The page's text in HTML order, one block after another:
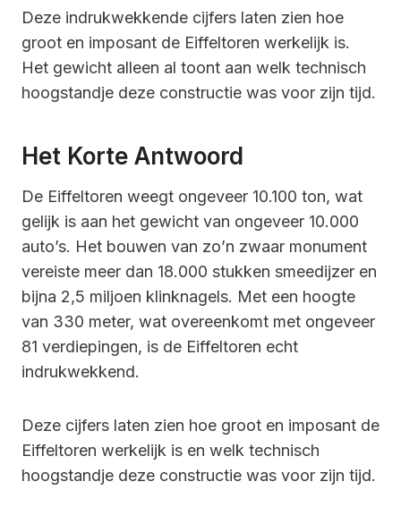
Deze indrukwekkende cijfers laten zien hoe
groot en imposant de Eiffeltoren werkelijk is.
Het gewicht alleen al toont aan welk technisch
hoogstandje deze constructie was voor zijn tijd.
Het Korte Antwoord
De Eiffeltoren weegt ongeveer 10.100 ton, wat
gelijk is aan het gewicht van ongeveer 10.000
auto’s. Het bouwen van zo’n zwaar monument
vereiste meer dan 18.000 stukken smeedijzer en
bijna 2,5 miljoen klinknagels. Met een hoogte
van 330 meter, wat overeenkomt met ongeveer
81 verdiepingen, is de Eiffeltoren echt
indrukwekkend.
Deze cijfers laten zien hoe groot en imposant de
Eiffeltoren werkelijk is en welk technisch
hoogstandje deze constructie was voor zijn tijd.